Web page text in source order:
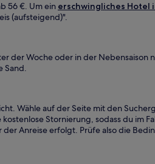
56 €. Um ein erschwingliches Hotel
(aufsteigend)".
der Woche oder in der
Sand.
Wähle auf der Seite mit den
Stornierung, sodass du im
Anreise erfolgt. Prüfe also die